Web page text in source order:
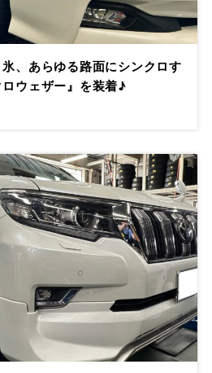
、あらゆる路面にシンクロす
ウェザー』を装着♪